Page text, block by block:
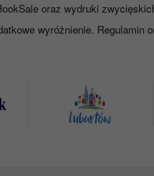
oraz wydruki
wyróżnienie. Regulamin